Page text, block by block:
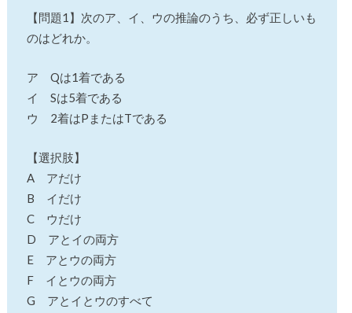
【問題1】次のア、イ、ウの推論のうち、必ず正しいも
のはどれか。
ア Qは1着である
イ Sは5着である
ウ 2着はPまたはTである
【選択肢】
A アだけ
B イだけ
C ウだけ
D アとイの両方
E アとウの両方
F イとウの両方
G アとイとウのすべて